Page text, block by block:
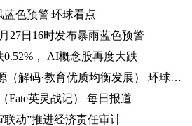
色预警|环球看点
27日16时发布暴雨蓝色预警
， AI概念股再度大跌
城乡手拉手 共享好资源（解码·教育优质均衡发展） 环球通讯
Fate英灵战记） 每日报道
动”推进经济责任审计